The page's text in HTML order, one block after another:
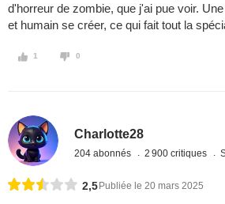
d'horreur de zombie, que j'ai pue voir.
et humain se créer, ce qui fait tout la
1 0
Charlotte28
204 abonnés 2 900 critiques
2,5 Publiée le 20 mars 2025